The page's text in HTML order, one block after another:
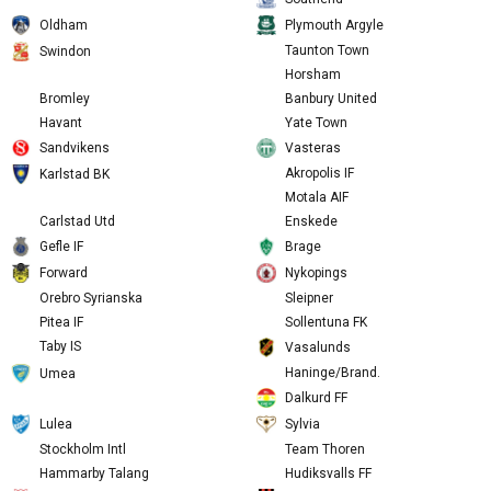
Crawley Town
Bracknell Town
Southend
Plymouth Argyle
Swindon
Taunton Town
Horsham
Bromley
Banbury United
Havant
Yate Town
Vasteras
Karlstad BK
Akropolis IF
Motala AIF
Carlstad Utd
Enskede
Gefle IF
Brage
Forward
Nykopings
Orebro Syrianska
Sleipner
Pitea IF
Sollentuna FK
Vasalunds
Umea
Haninge/Brand.
Dalkurd FF
Lulea
Sylvia